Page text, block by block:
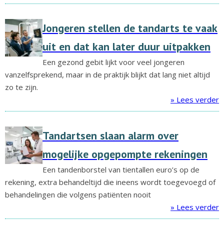
Jongeren stellen de tandarts te vaak
uit en dat kan later duur uitpakken
Een gezond gebit lijkt voor veel jongeren
vanzelfsprekend, maar in de praktijk blijkt dat lang niet altijd
zo te zijn.
» Lees verder
Tandartsen slaan alarm over
mogelijke opgepompte rekeningen
Een tandenborstel van tientallen euro’s op de
rekening, extra behandeltijd die ineens wordt toegevoegd of
behandelingen die volgens patiënten nooit
» Lees verder